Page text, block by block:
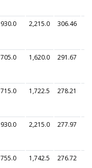
930.0 2,215.0 306.46
705.0 1,620.0 291.67
715.0 1,722.5 278.21
930.0 2,215.0 277.97
755.0 1,742.5 276.72